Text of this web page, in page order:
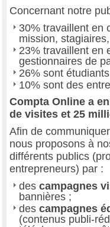
Concernant notre
30% travaillent en
mission,
23% travaillent en
gestionnaires de
26% sont
10% sont des
Compta Online a
de visites et 25
Afin de
nous proposons à
différents publics
entrepreneurs) par :
des campagnes
bannières ;
des campagnes
(contenus publi-